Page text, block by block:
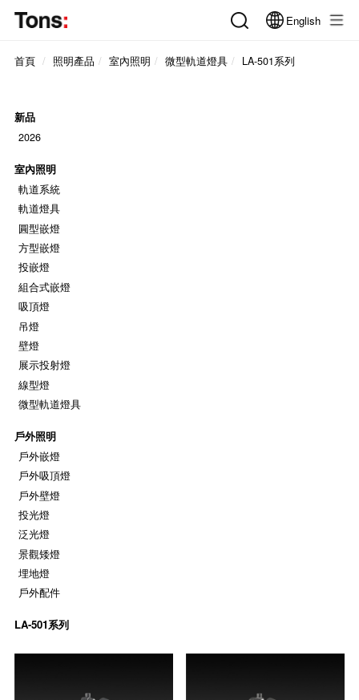
English
首頁 照明產品 室內照明 微型軌道燈具 LA-501系列
新品
2026
室內照明
軌道系統
軌道燈具
圓型嵌燈
方型嵌燈
投嵌燈
組合式嵌燈
吸頂燈
吊燈
壁燈
展示投射燈
線型燈
微型軌道燈具
戶外照明
戶外嵌燈
戶外吸頂燈
戶外壁燈
投光燈
泛光燈
景觀矮燈
埋地燈
戶外配件
LA-501系列